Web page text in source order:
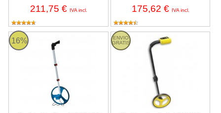
211,75 € IVA incl. 175,62 € IVA incl.
16%
Topómetro Bosch GWM 32 Professional
ENVIO
GRATIS
Topómetro digital DMW30 Stanley